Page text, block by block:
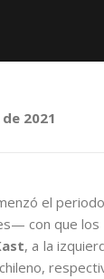
2021
el
con que los
, a la